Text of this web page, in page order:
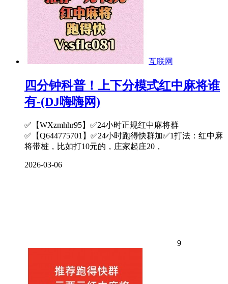
互联网
四分钟科普！上下分模式红中麻将谁
有-(DJ嗨嗨网)
✅【WXzmhhr95】✅24小时正规红中麻将群
✅【Q644775701】✅24小时跑得快群加✅1打法：红中麻
将带桩，比如打10元的，庄家起庄20，
2026-03-06
9